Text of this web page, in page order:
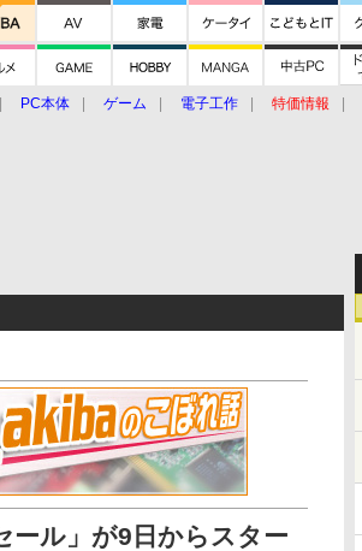
PC本体 ゲーム 電子工作 特価情報
ール」が9日からスター